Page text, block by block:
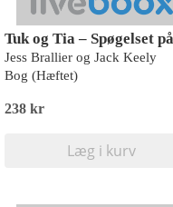
Jess Brallier og Jack Keely
Bog (Hæftet)
238 kr
Læg i kurv